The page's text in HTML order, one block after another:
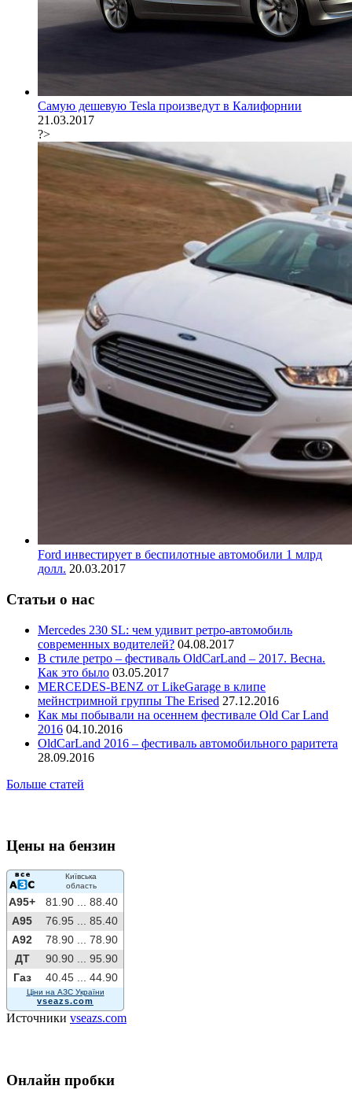
Самую дешевую Tesla произведут в Калифорнии
21.03.2017
?>
Ford инвестирует в беспилотные автомобили 1 млрд
долл. 20.03.2017
Статьи о нас
Mercedes 230 SL: чем удивит ретро-автомобиль
современных водителей? 04.08.2017
В стиле ретро – фестиваль OldCarLand – 2017. Весна.
Как это было 03.05.2017
MERCEDES-BENZ от LikeGarage в клипе
мейнстримной группы The Erised 27.12.2016
Как мы побывали на осеннем фестивале Old Car Land
2016 04.10.2016
OldCarLand 2016 – фестиваль автомобильного раритета
28.09.2016
Больше статей
Цены на бензин
Київська
область
A95+ 81.90 ...
88.40
A95
76.95 ...
85.40
A92
78.90 ...
78.90
ДТ
90.90 ...
95.90
Газ
40.45 ... 44.90
Ціни на АЗС України
vseazs.com
Источники vseazs.com
Онлайн пробки